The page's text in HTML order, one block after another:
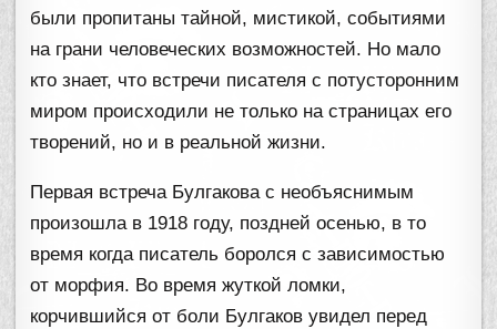
были пропитаны тайной, мистикой, событиями
на грани человеческих возможностей. Но мало
кто знает, что встречи писателя с потусторонним
миром происходили не только на страницах его
творений, но и в реальной жизни.
Первая встреча Булгакова с необъяснимым
произошла в 1918 году, поздней осенью, в то
время когда писатель боролся с зависимостью
от морфия. Во время жуткой ломки,
корчившийся от боли Булгаков увидел перед